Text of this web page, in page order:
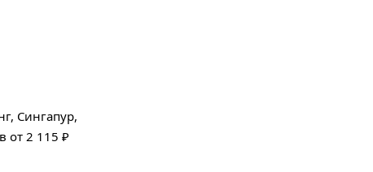
Сингапур,
от 2 115 ₽